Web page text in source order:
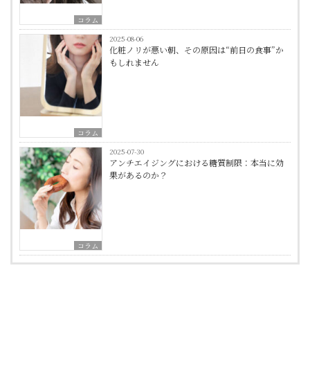
コラム
コラム
2025-08-06
化粧ノリが悪い朝、その原因は“前日の食事”か
もしれません
コラム
2025-07-30
アンチエイジングにおける糖質制限：本当に効
果があるのか？